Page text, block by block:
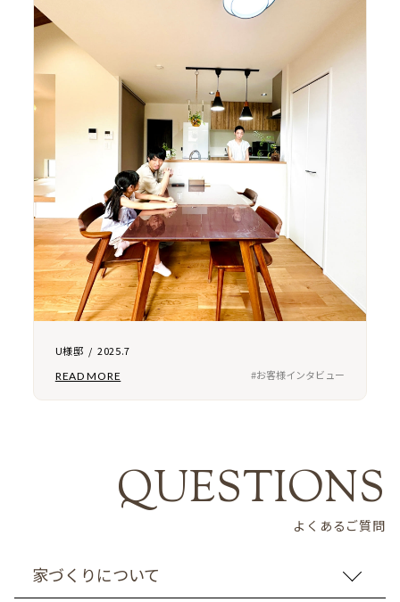
U様邸 / 2025.7
READ MORE #お客様インタビュー
よくあるご質問
家づくりについて